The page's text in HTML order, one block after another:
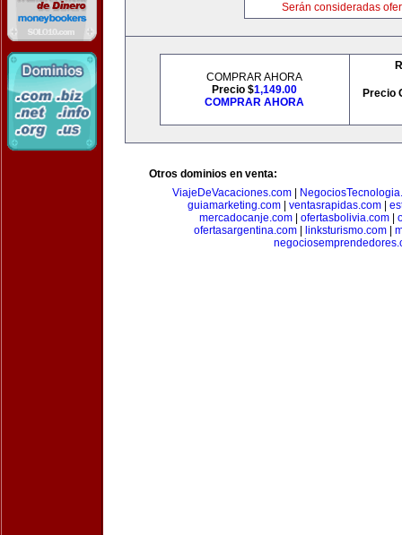
Serán consideradas
COMPRAR AHORA
Precio $1,149.00
COMPRAR AHORA
Precio
Otros dominios en venta:
ViajeDeVacaciones.com
guiamarketing.com| ventasrapidas.com|
mercadocanje.com
ofertasbolivia.com
ofertasargentina.com| linksturismo.com|